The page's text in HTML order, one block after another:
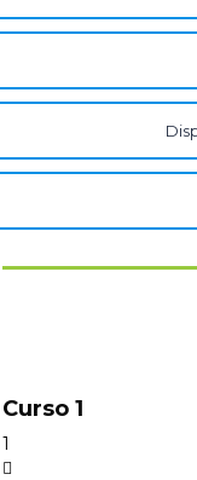
Curso 1
1